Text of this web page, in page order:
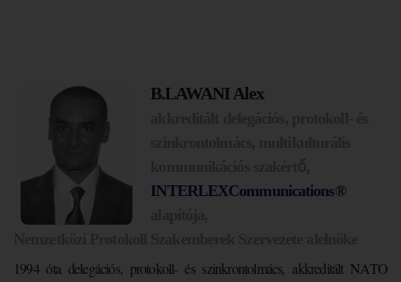
B.LAWANI Alex
INTERLEXCommunications®
1994 óta delegációs, protokoll- és szinkrontolmács, akkreditált NATO